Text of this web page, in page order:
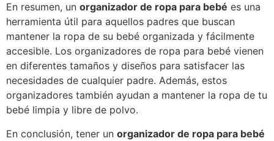
En resumen, un organizador de ropa para bebé es una
herramienta útil para aquellos padres que buscan
mantener la ropa de su bebé organizada y fácilmente
accesible. Los organizadores de ropa para bebé vienen
en diferentes tamaños y diseños para satisfacer las
necesidades de cualquier padre. Además, estos
organizadores también ayudan a mantener la ropa de tu
bebé limpia y libre de polvo.
En conclusión, tener un organizador de ropa para bebé